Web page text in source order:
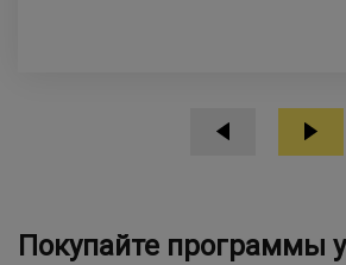
Покупайте программы